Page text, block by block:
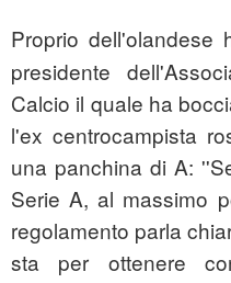
Proprio dell'olandese
presidente
Calcio il quale ha
l'ex centrocampista
una panchina di A:
Serie A, al massimo
regolamento parla
sta per ottenere